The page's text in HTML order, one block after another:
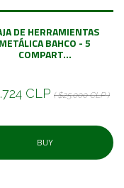
DE HERRAMIENTAS
METÁLICA BAHCO - 5
COMPART...
CLP ( $25.000 CLP )
BUY